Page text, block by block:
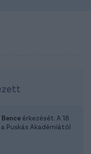
érkezését. A 18
Puskás Akadémiától